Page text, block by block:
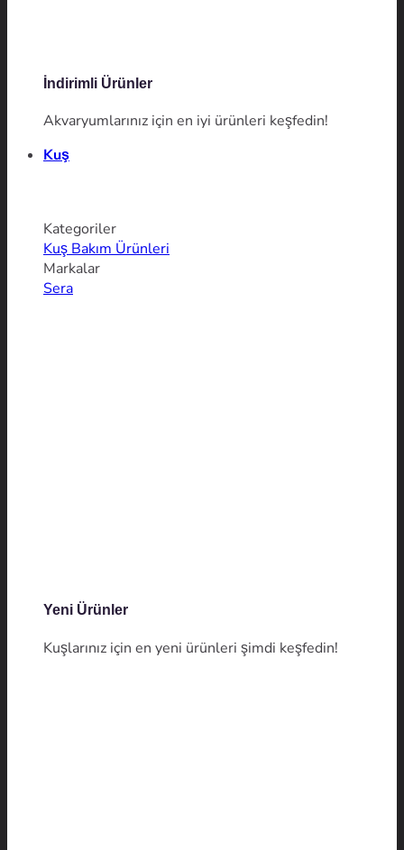
İndirimli Ürünler
Akvaryumlarınız için en iyi ürünleri keşfedin!
Kuş
Kategoriler
Kuş Bakım Ürünleri
Markalar
Sera
Yeni Ürünler
Kuşlarınız için en yeni ürünleri şimdi keşfedin!